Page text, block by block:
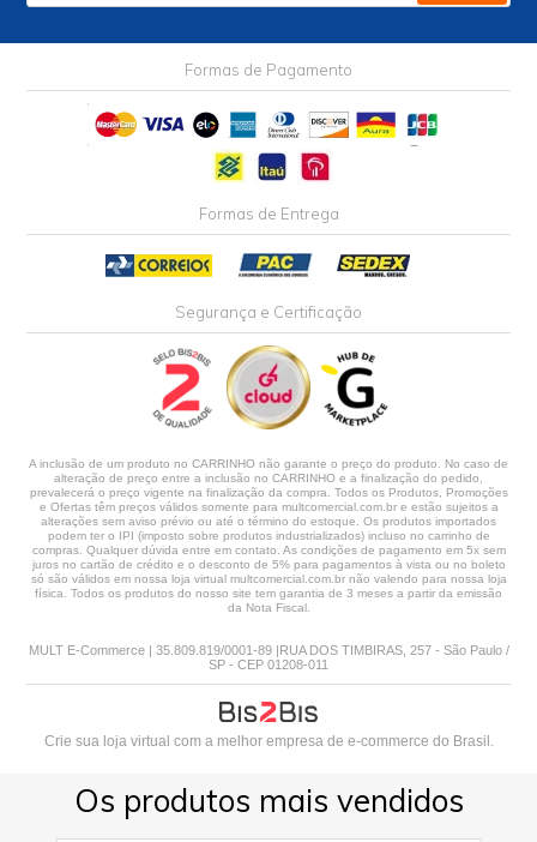
Formas de Pagamento
Formas de Entrega
Segurança e Certificação
A inclusão de um produto no CARRINHO não garante o preço do produto. No caso de
alteração de preço entre a inclusão no CARRINHO e a finalização do pedido,
prevalecerá o preço vigente na finalização da compra. Todos os Produtos, Promoções
e Ofertas têm preços válidos somente para multcomercial.com.br e estão sujeitos a
alterações sem aviso prévio ou até o término do estoque. Os produtos importados
podem ter o IPI (imposto sobre produtos industrializados) incluso no carrinho de
compras. Qualquer dúvida entre em contato. As condições de pagamento em 5x sem
juros no cartão de crédito e o desconto de 5% para pagamentos à vista ou no boleto
só são válidos em nossa loja virtual multcomercial.com.br não valendo para nossa loja
física. Todos os produtos do nosso site tem garantia de 3 meses a partir da emissão
da Nota Fiscal.
MULT E-Commerce | 35.809.819/0001-89 |RUA DOS TIMBIRAS, 257 - São Paulo /
SP - CEP 01208-011
Crie sua loja virtual com a melhor empresa de e-commerce do Brasil.
Os produtos mais vendidos